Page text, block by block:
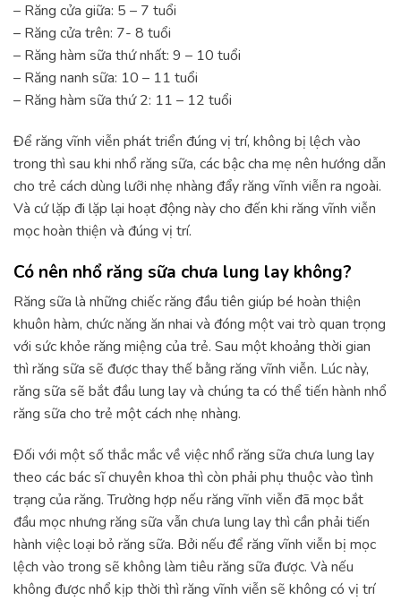
– Răng cửa giữa: 5 – 7 tuổi
– Răng cửa trên: 7- 8 tuổi
– Răng hàm sữa thứ nhất: 9 – 10 tuổi
– Răng nanh sữa: 10 – 11 tuổi
– Răng hàm sữa thứ 2: 11 – 12 tuổi
Để răng vĩnh viễn phát triển đúng vị trí, không bị lệch vào
trong thì sau khi nhổ răng sữa, các bậc cha mẹ nên hướng dẫn
cho trẻ cách dùng lưỡi nhẹ nhàng đẩy răng vĩnh viễn ra ngoài.
Và cứ lặp đi lặp lại hoạt động này cho đến khi răng vĩnh viễn
mọc hoàn thiện và đúng vị trí.
Có nên nhổ răng sữa chưa lung lay không?
Răng sữa là những chiếc răng đầu tiên giúp bé hoàn thiện
khuôn hàm, chức năng ăn nhai và đóng một vai trò quan trọng
với sức khỏe răng miệng của trẻ. Sau một khoảng thời gian
thì răng sữa sẽ được thay thế bằng răng vĩnh viễn. Lúc này,
răng sữa sẽ bắt đầu lung lay và chúng ta có thể tiến hành nhổ
răng sữa cho trẻ một cách nhẹ nhàng.
Đối với một số thắc mắc về việc nhổ răng sữa chưa lung lay
theo các bác sĩ chuyên khoa thì còn phải phụ thuộc vào tình
trạng của răng. Trường hợp nếu răng vĩnh viễn đã mọc bắt
đầu mọc nhưng răng sữa vẫn chưa lung lay thì cần phải tiến
hành việc loại bỏ răng sữa. Bởi nếu để răng vĩnh viễn bị mọc
lệch vào trong sẽ không làm tiêu răng sữa được. Và nếu
không được nhổ kịp thời thì răng vĩnh viễn sẽ không có vị trí